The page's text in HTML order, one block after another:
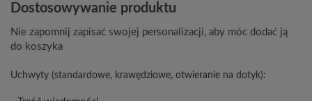
Dostosowywanie produktu
Nie zapomnij zapisać swojej personalizacji, aby móc dodać ją
do koszyka
Uchwyty (standardowe, krawędziowe, otwieranie na dotyk):